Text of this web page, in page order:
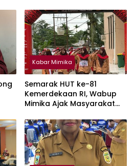
Kabar Mimika
Semarak HUT ke-81
Kemerdekaan RI, Wabup
Mimika Ajak Masyarakat
Keberagaman